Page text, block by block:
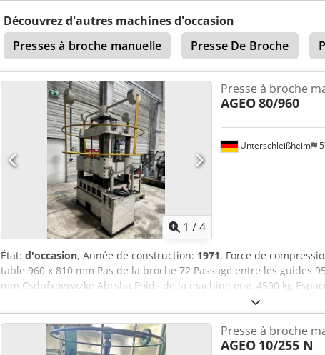
coulisseau 400 mm Espacement entre les montants (entre
900 mm Poids env. 3 300 kg Accessoires / équipements spéciaux
colonnes robuste et performante • Force de pression de 60 à 70
entraxe de colonnes de 650 mm • Equipée d'une vis filetée Ø 120
courant via lien vidéo SP 60/4 Livraison : prochainement, départ
sans escompte, après réception de facture Nous attendons votre
Découvrez d'autres machines d'occasion
Presses à broche manuelle
Presse De Broche
1 /4
Unterschleißheim
Presse à broche
AGEO80/960
État: d'occasion, Année de construction: 1971, Force de
table 960 x 810 mm Pas de la broche 72 Passage entre les guides
mm Csdpfxovxwzke Abrsha Poids de la machine env. 4500 kg
Réglage hydraulique rapide 500mm Volant d'inertie Ø2000mm 4
les arbres différents supports d'appui
Presse à broche
AGEO 10/255 N